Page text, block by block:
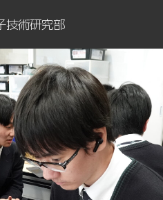
技術研究部